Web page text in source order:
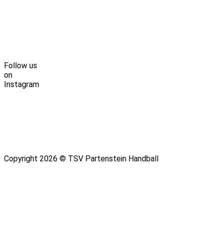
Follow us
on
Instagram
Copyright 2026 © TSV Partenstein Handball